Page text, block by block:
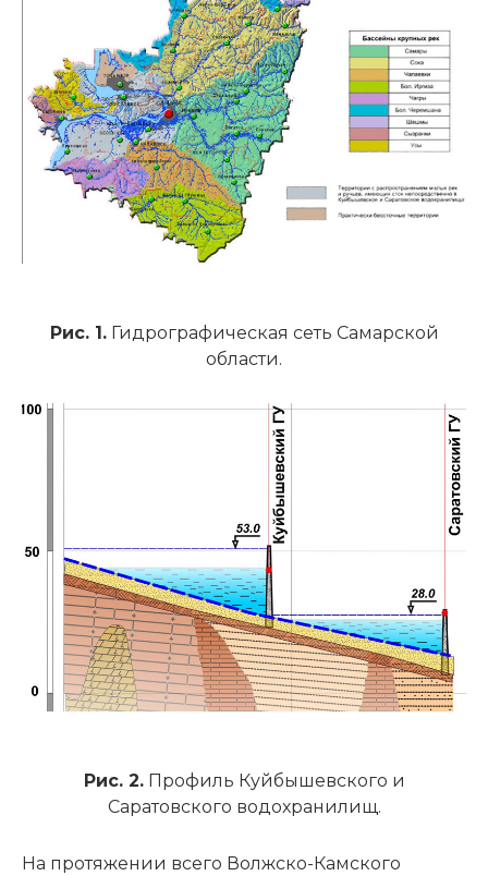
Рис. 1.Гидрографическая сеть Самарской
области.
Рис. 2.Профиль Куйбышевского и
Саратовского водохранилищ.
На протяжении всего Волжско-Камского